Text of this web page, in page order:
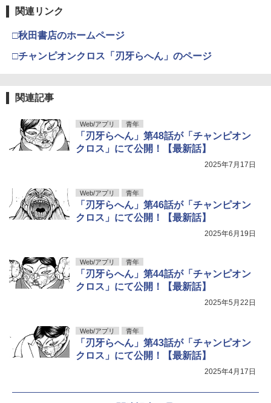
関連リンク
□秋田書店のホームページ
□チャンピオンクロス「刃牙らへん」のページ
関連記事
Web/アプリ 青年
「刃牙らへん」第48話が「チャンピオン
クロス」にて公開！【最新話】
2025年7月17日
Web/アプリ 青年
「刃牙らへん」第46話が「チャンピオン
クロス」にて公開！【最新話】
2025年6月19日
Web/アプリ 青年
「刃牙らへん」第44話が「チャンピオン
クロス」にて公開！【最新話】
2025年5月22日
Web/アプリ 青年
「刃牙らへん」第43話が「チャンピオン
クロス」にて公開！【最新話】
2025年4月17日